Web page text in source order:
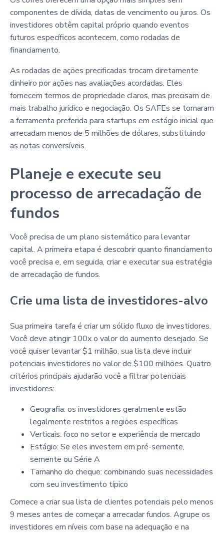
componentes de dívida, datas de vencimento ou juros. Os
investidores obtêm capital próprio quando eventos
futuros específicos acontecem, como rodadas de
financiamento.
As rodadas de ações precificadas trocam diretamente
dinheiro por ações nas avaliações acordadas. Eles
fornecem termos de propriedade claros, mas precisam de
mais trabalho jurídico e negociação. Os SAFEs se tornaram
a ferramenta preferida para startups em estágio inicial que
arrecadam menos de 5 milhões de dólares, substituindo
as notas conversíveis.
Planeje e execute seu
processo de arrecadação de
fundos
Você precisa de um plano sistemático para levantar
capital. A primeira etapa é descobrir quanto financiamento
você precisa e, em seguida, criar e executar sua estratégia
de arrecadação de fundos.
Crie uma lista de investidores-alvo
Sua primeira tarefa é criar um sólido fluxo de investidores.
Você deve atingir 100x o valor do aumento desejado. Se
você quiser levantar $1 milhão, sua lista deve incluir
potenciais investidores no valor de $100 milhões. Quatro
critérios principais ajudarão você a filtrar potenciais
investidores:
Geografia: os investidores geralmente estão
legalmente restritos a regiões específicas
Verticais: foco no setor e experiência de mercado
Estágio: Se eles investem em pré-semente,
semente ou Série A
Tamanho do cheque: combinando suas necessidades
com seu investimento típico
Comece a criar sua lista de clientes potenciais pelo menos
9 meses antes de começar a arrecadar fundos. Agrupe os
investidores em níveis com base na adequação e na